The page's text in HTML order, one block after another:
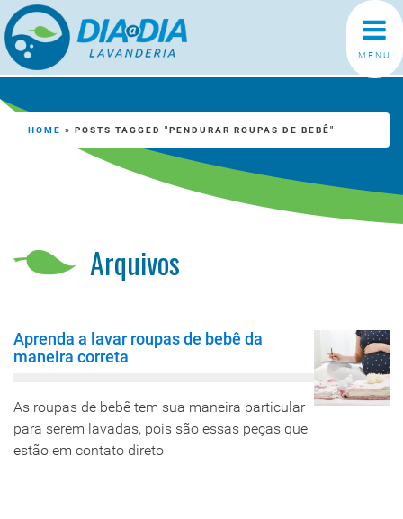
MENU
Arquivos
HOME » POSTS TAGGED "PENDURAR ROUPAS DE BEBÊ"
Aprenda a lavar roupas de bebê da
maneira correta
As roupas de bebê tem sua maneira particular
para serem lavadas, pois são essas peças que
estão em contato direto